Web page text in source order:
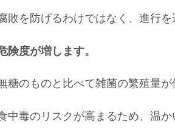
を防げるわけではなく、進行を
度が増します。
のものと比べて雑菌の繁殖量が
中毒のリスクが高まるため、温